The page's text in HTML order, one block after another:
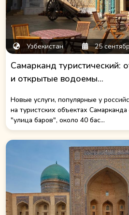
Узбекистан 25
Самарканд туристический:
и открытые водоемы...
Новые услуги, популярные у
на туристских объектах
"улица баров", около 40 бас...